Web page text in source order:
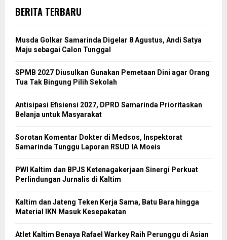
BERITA TERBARU
Musda Golkar Samarinda Digelar 8 Agustus, Andi Satya
Maju sebagai Calon Tunggal
SPMB 2027 Diusulkan Gunakan Pemetaan Dini agar Orang
Tua Tak Bingung Pilih Sekolah
Antisipasi Efisiensi 2027, DPRD Samarinda Prioritaskan
Belanja untuk Masyarakat
Sorotan Komentar Dokter di Medsos, Inspektorat
Samarinda Tunggu Laporan RSUD IA Moeis
PWI Kaltim dan BPJS Ketenagakerjaan Sinergi Perkuat
Perlindungan Jurnalis di Kaltim
Kaltim dan Jateng Teken Kerja Sama, Batu Bara hingga
Material IKN Masuk Kesepakatan
Atlet Kaltim Benaya Rafael Warkey Raih Perunggu di Asian